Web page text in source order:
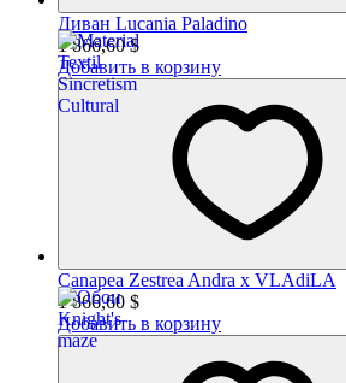
Диван Lucania Paladino
1 866,60 $
Добавить в корзину
Canapea Zestrea Andra x VLAdiLA
1 866,60 $
Добавить в корзину